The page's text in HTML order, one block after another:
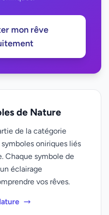
mon rêve
de Nature
de la catégorie
oniriques liés
Chaque symbole de
éclairage
vos rêves.